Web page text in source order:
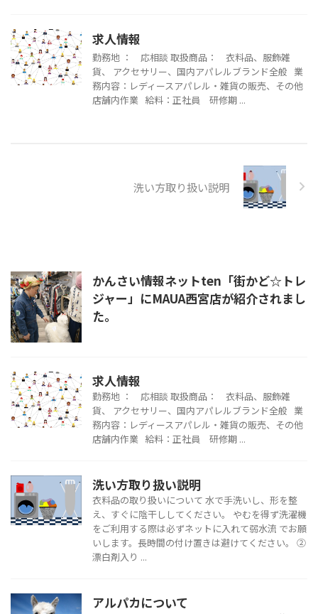
求人情報
勤務地 ： 応相談 取扱商品： 衣料品、服飾雑
貨、 アクセサリー、国内アパレルブランド全般 業
務内容：レディースアパレル・雑貨の販売、その他
店舗内作業 給料：正社員 研修期 ...
洗い方取り扱い説明
かんさい情報ネットten「街かど☆トレ
ジャー」にMAUA西宮店が紹介されまし
た。
求人情報
勤務地 ： 応相談 取扱商品： 衣料品、服飾雑
貨、 アクセサリー、国内アパレルブランド全般 業
務内容：レディースアパレル・雑貨の販売、その他
店舗内作業 給料：正社員 研修期 ...
洗い方取り扱い説明
衣料品の取り扱いについて 水で手洗いし、形を整
え、すぐに陰干ししてください。 やむを得ず洗濯機
をご利用する際は必ずネットに入れて弱水流 でお願
いします。長時間の付け置きは避けてください。 ②
漂白剤入り ...
アルパカについて